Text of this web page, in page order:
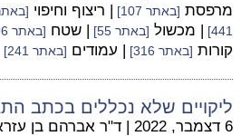
מרפסת [באתר 107] | ריצוף וחיפוי [באתר
441]
| מכשול [באתר 55] | שטח [באתר 396]
קורות [באתר 316] | עמודים [באתר 241]
ליקויים שלא נכללים בכתב
6 דצמבר, 2022 | ד"ר אברהם בן